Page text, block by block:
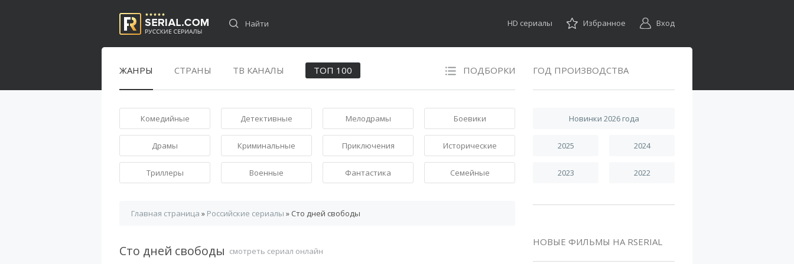
HD сериалы Избранное Вход
ЖАНРЫ СТРАНЫ ТВ КАНАЛЫ ПОДБОРКИ
ТОП 100
Комедийные Детективные Мелодрамы Боевики
Драмы Криминальные Приключения Исторические
Триллеры Военные Фантастика Семейные
Главная страница » Российские сериалы » Сто дней свободы
Сто дней свободы смотреть сериал онлайн
ГОД ПРОИЗВОДСТВА
Новинки 2026 года
2025 2024
2023 2022
НОВЫЕ ФИЛЬМЫ НА RSERIAL